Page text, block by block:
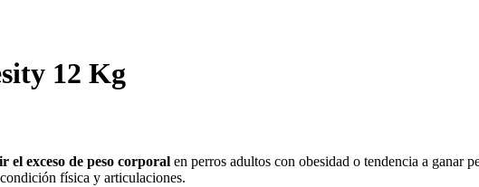
12 Kg
el exceso de peso corporal en perros adultos con obesidad o tendencia a ganar
física y articulaciones.